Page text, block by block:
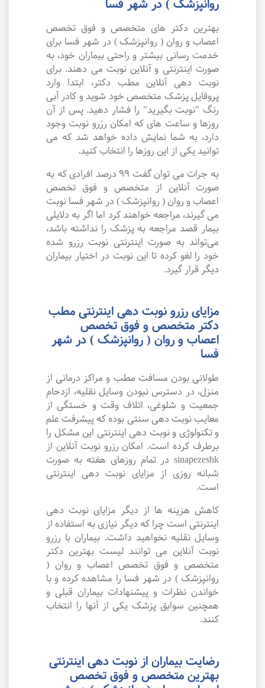
روانپزشک ) در شهر فسا
بهترین دکتر های متخصص و فوق تخصص
اعصاب و روان ( روانپزشک ) در شهر فسا برای
خدمت رسانی بیشتر و راحتی بیماران خود، به
صورت اینترنتی و آنلاین نوبت می دهند. برای
نوبت دهی آنلاین مطب دکتر، ابتدا وارد
پروفایل پزشک متخصص خود شوید و کادر آبی
رنگ "نوبت بگیرید" را فشار دهید. پس از آن
روزها و ساعت های که امکان رزرو نوبت وجود
دارد، به شما نمایش داده خواهد شد که می
توانید یکی از این روزها را انتخاب کنید.
به جرات می‌ توان گفت ۹۹ درصد افرادی که به
صورت آنلاین از متخصص و فوق تخصص
اعصاب و روان ( روانپزشک ) در شهر فسا نوبت
می گیرند، مراجعه خواهند کرد اما اگر به دلایلی
بیمار قصد مراجعه به پزشک را نداشته باشد،
می‌تواند به صورت اینترنتی نوبت رزرو شده
خود را لغو کرده تا این نوبت در اختیار بیماران
دیگر قرار گیرد.
مزایای رزرو نوبت دهی اینترنتی مطب
دکتر متخصص و فوق تخصص
اعصاب و روان ( روانپزشک ) در شهر
فسا
طولانی بودن مسافت مطب و مراکز درمانی از
منزل، در دسترس نبودن وسایل نقلیه، ازدحام
جمعیت و شلوغی، اتلاف وقت و خستگی از
معایب نوبت دهی سنتی بوده که پیشرفت علم
و تکنولوژی و نوبت دهی اینترنتی این مشکل را
برطرف کرده است. امکان رزرو نوبت آنلاین از
sinapezeshk در تمام روزهای هفته به صورت
شبانه روزی از مزایای نوبت دهی اینترنتی
است.
کاهش هزینه ها از دیگر مزایای نوبت دهی
اینترنتی است چرا که دیگر نیازی به استفاده از
وسایل نقلیه نخواهید داشت. بیماران با رزرو
نوبت آنلاین می توانند لیست بهترین دکتر
متخصص و فوق تخصص اعصاب و روان (
روانپزشک ) در شهر فسا را مشاهده کرده و با
خواندن نظرات و پیشنهادات بیماران قبلی و
همچنین سوابق پزشک یکی از آنها را انتخاب
کنند.
رضایت بیماران از نوبت دهی اینترنتی
بهترین متخصص و فوق تخصص